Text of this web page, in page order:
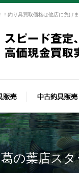
釣り具買取価格は他店に負け
葛の葉店ス